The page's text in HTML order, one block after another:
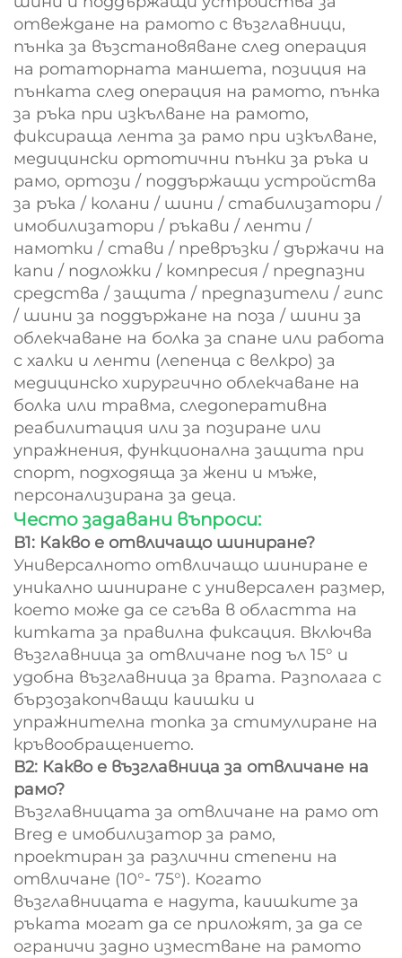
отвеждане на рамото с възглавници,
пънка за възстановяване след операция
на ротаторната маншета, позиция на
пънката след операция на рамото, пънка
за ръка при изкълване на рамото,
фиксираща лента за рамо при изкълване,
медицински ортотични пънки за ръка и
рамо, ортози / поддържащи устройства
за ръка / колани / шини / стабилизатори /
имобилизатори / ръкави / ленти /
намотки / стави / превръзки / държачи на
капи / подложки / компресия / предпазни
средства / защита / предпазители / гипс
/ шини за поддържане на поза / шини за
облекчаване на болка за спане или работа
с халки и ленти (лепенца с велкро) за
медицинско хирургично облекчаване на
болка или травма, следоперативна
реабилитация или за позиране или
упражнения, функционална защита при
спорт, подходяща за жени и мъже,
персонализирана за деца.
Често задавани въпроси:
В1: Какво е отвличащо шиниране?
Универсалното отвличащо шиниране е
уникално шиниране с универсален размер,
което може да се сгъва в областта на
китката за правилна фиксация. Включва
възглавница за отвличане под ъл 15° и
удобна възглавница за врата. Разполага с
бързозакопчващи каишки и
упражнителна топка за стимулиране на
кръвообращението.
В2: Какво е възглавница за отвличане на
рамо?
Възглавницата за отвличане на рамо от
Breg е имобилизатор за рамо,
проектиран за различни степени на
отвличане (10°- 75°). Когато
възглавницата е надута, каишките за
ръката могат да се приложят, за да се
ограничи задно изместване на рамото